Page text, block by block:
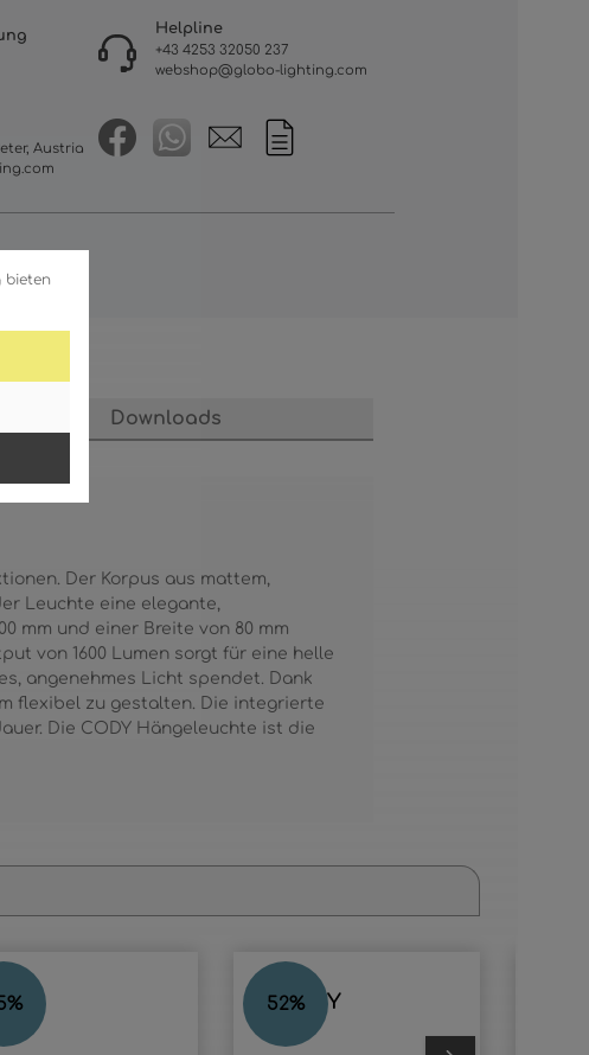
bieten
Helpline
+43 4253 32050 237
webshop@globo-lighting.com
Austria
Downloads
Der Korpus aus mattem,
Leuchte eine elegante,
mm und einer Breite von 80 mm
von 1600 Lumen sorgt für eine helle
angenehmes Licht spendet. Dank
flexibel zu gestalten. Die integrierte
Die CODY Hängeleuchte ist die
% 52%
DENTSY